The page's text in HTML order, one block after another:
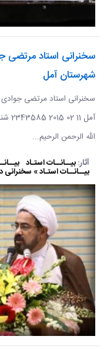
شهرستان آمل
الله الرحمن الرحيم...
آثار:بیــانــات استـاد
بیــانــات استـاد »